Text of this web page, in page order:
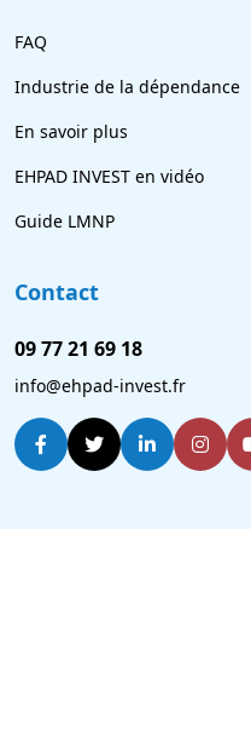
FAQ
Industrie de la dépendance
En savoir plus
EHPAD INVEST en vidéo
Guide LMNP
Contact
09 77 21 69 18
info@ehpad-invest.fr